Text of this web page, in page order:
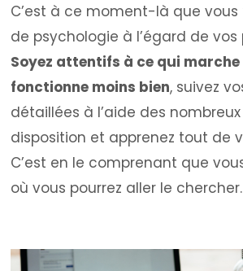
C’est à ce moment-là que
de psychologie à l’égard de vos
Soyez attentifs à ce qui marche
fonctionne moins bien, suivez
détaillées à l’aide des
disposition et apprenez tout de
C’est en le comprenant que
où vous pourrez aller le chercher.